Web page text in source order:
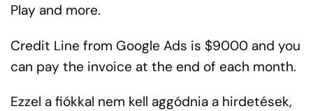
Play and more.
Credit Line from Google Ads is $9000 and you
can pay the invoice at the end of each month.
Ezzel a fiókkal nem kell aggódnia a hirdetések,